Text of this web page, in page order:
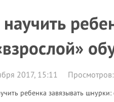
2017, 15:11